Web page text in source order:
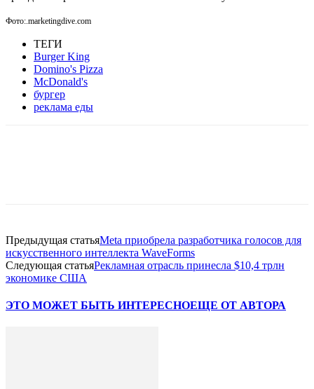
Фото:.marketingdive.com
ТЕГИ
Burger King
Domino's Pizza
McDonald's
бургер
реклама еды
Предыдущая статьяMeta приобрела разработчика голосов для
искусственного интеллекта WaveForms
Следующая статьяРекламная отрасль принесла $10,4 трлн
экономике США
ЭТО МОЖЕТ БЫТЬ ИНТЕРЕСНОЕЩЕ ОТ АВТОРА